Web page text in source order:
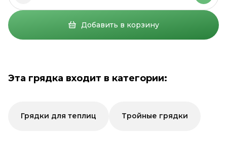
Добавить в корзину
Эта грядка входит в категории:
Грядки для теплиц Тройные грядки